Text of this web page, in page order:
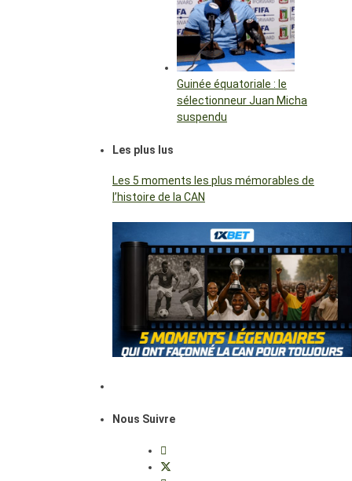
Guinée équatoriale : le
sélectionneur Juan Micha
suspendu
Les plus lus
Les 5 moments les plus mémorables de
l’histoire de la CAN
Nous Suivre